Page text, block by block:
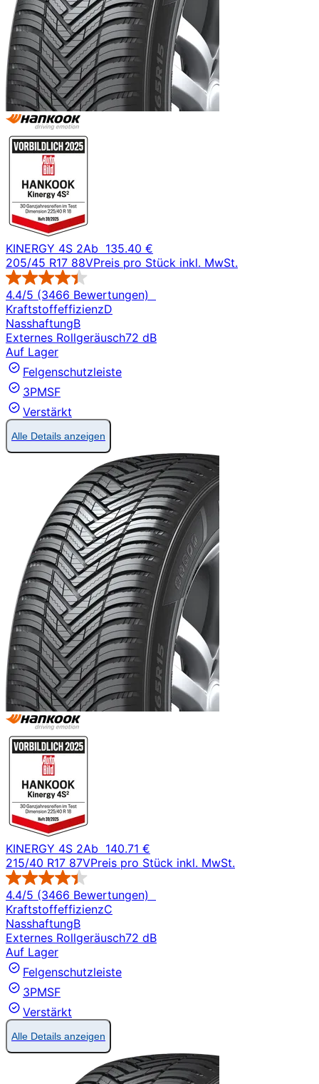
KINERGY 4S 2Ab 135.40 €
205/45 R17 88VPreis pro Stück inkl. MwSt.
4.4/5 (3466 Bewertungen)
KraftstoffeffizienzD
NasshaftungB
Externes Rollgeräusch72 dB
Auf Lager
Felgenschutzleiste
3PMSF
Verstärkt
Alle Details anzeigen
KINERGY 4S 2Ab 140.71 €
215/40 R17 87VPreis pro Stück inkl. MwSt.
4.4/5 (3466 Bewertungen)
KraftstoffeffizienzC
NasshaftungB
Externes Rollgeräusch72 dB
Auf Lager
Felgenschutzleiste
3PMSF
Verstärkt
Alle Details anzeigen